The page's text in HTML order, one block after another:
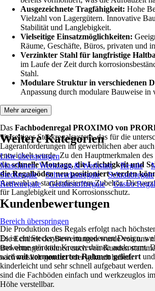
Ausgezeichnete Tragfähigkeit: Hohe
Vielzahl von Lagergütern. Innovative
Stabilität und Langlebigkeit.
Vielseitige Einsatzmöglichkeiten:
Räume, Geschäfte, Büros, privaten und
Verzinkter Stahl für langfristige
im Laufe der Zeit durch
Stahl.
Modulare Struktur in verschiedenen
Anpassung durch modulare Bauweise in
Das Fachbodenregal PROXIMO von
vielseitiges Steckregalsystem, das für die
Lageranforderungen im gewerblichen aber
entwickelt wurde. Zu den Hauptmerkmalen des
dieschnelle Montage, die Leichtigkeit und
die Regalböden neu positioniert werden
Auswahl an standardisiertem Zubehör. Die
für Langlebigkeit und Korrosionsschutz.
Die Produktion des Regals erfolgt nach
Es ist ein Stecksystem im modernen Design,
und ohne störende Kreuzverbände auskommt.
wirdmit vormontierten Rahmen geliefert
kinderleicht und sehr schnell aufgebaut
sind die Fachböden einfach und werkzeuglos
Höhe verstellbar.
Mehr anzeigen
Weitere Kategorien
Liste überspringen
Maschinen, Werkzeug & Werkstatt
Regale
Steckregale
Schwerlastregale Schraubregale
Reifenregale
Gefahrstoffregale Gastro
Kundenbewertungen
Bereich überspringen
Die Echtheit der Bewertungen wurde von uns
Bewertungen können auch von Kunden
nachweislich genutzt oder gekauft haben.